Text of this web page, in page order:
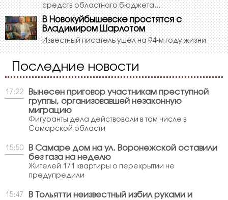
средств областного бюджета...
В Новокуйбышевске простятся с
Владимиром Шарлотом
Известный писатель ушёл на 94-м году жизни
Последние новости
17:22
Вынесен приговор участникам преступной
группы, организовавшей незаконную
миграцию
Фигуранты дела действовали в том числе в
Самарской области
15:50
В Самаре дом на ул. Воронежской оставили
без газа на неделю
Жителей 171 квартиры о перекрытии не
предупредили
15:47
В Тольятти неизвестный избил руками и